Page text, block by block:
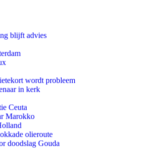
blijft advies
wordt probleem
in kerk
Ceuta
Marokko
olieroute
doodslag Gouda